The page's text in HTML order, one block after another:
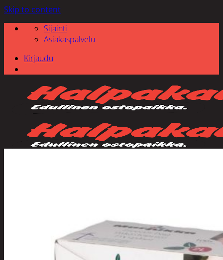
Skip to content
Sijainti
Asiakaspalvelu
Kirjaudu
Tuotevalikoima
Poistotuotteet
Kausituotteet